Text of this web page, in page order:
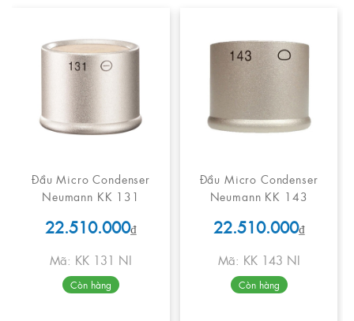
Đầu Micro Condenser
Neumann KK 131
22.510.000₫
Mã: KK 131 NI
Còn hàng
Đầu Micro Condenser
Neumann KK 143
22.510.000₫
Mã: KK 143 NI
Còn hàng